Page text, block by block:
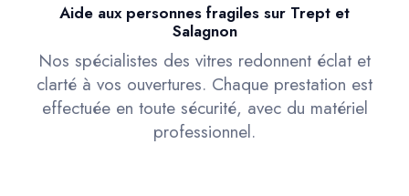
Aide aux personnes fragiles sur Trept et
Salagnon
Nos spécialistes des vitres redonnent éclat et
clarté à vos ouvertures. Chaque prestation est
effectuée en toute sécurité, avec du matériel
professionnel.